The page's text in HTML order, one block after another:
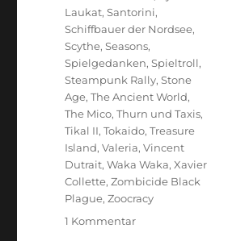
Laukat,Santorini,
Schiffbauer der Nordsee,
Scythe,Seasons,
Spielgedanken,Spieltroll,
Steampunk Rally,Stone
Age,The Ancient World,
The Mico,Thurn und Taxis,
Tikal II,Tokaido,Treasure
Island,Valeria,Vincent
Dutrait,Waka Waka,Xavier
Collette,Zombicide Black
Plague,Zoocracy
1 Kommentarzu